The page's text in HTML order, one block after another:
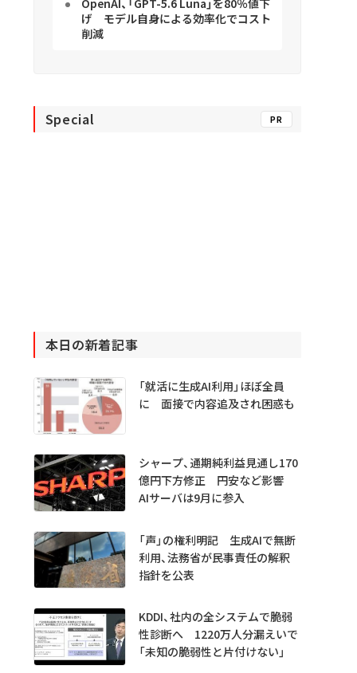
OpenAI、「GPT-5.6 Luna」を80％値下
げ モデル自身による効率化でコスト
削減
Special PR
本日の新着記事
「就活に生成AI利用」ほぼ全員
に 面接で内容追及され困惑も
シャープ、通期純利益見通し170
億円下方修正 円安など影響
AIサーバは9月に参入
「声」の権利明記 生成AIで無断
利用、法務省が民事責任の解釈
指針を公表
KDDI、社内の全システムで脆弱
性診断へ 1220万人分漏えいで
「未知の脆弱性と片付けない」